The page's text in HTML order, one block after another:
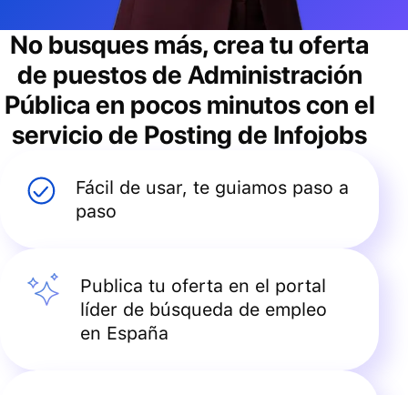
No busques más, crea tu oferta
de puestos de Administración
Pública en pocos minutos con el
servicio de Posting de Infojobs
Fácil de usar, te guiamos paso a
paso
Publica tu oferta en el portal
líder de búsqueda de empleo
en España